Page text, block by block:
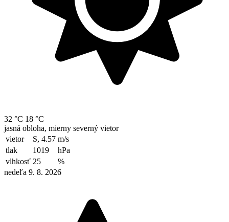
32 °C 18 °C
jasná obloha, mierny severný vietor
vietor
S, 4.57 m/s
tlak
1019
hPa
vlhkosť 25
%
nedeľa 9. 8. 2026